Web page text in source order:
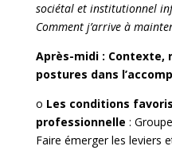
sociétal et institutionnel
Comment j’arrive à
Après-midi : Contexte,
postures dans
o Les conditions
professionnelle :
Faire émerger les leviers